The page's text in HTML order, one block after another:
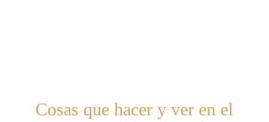
Cosas que hacer y ver en el